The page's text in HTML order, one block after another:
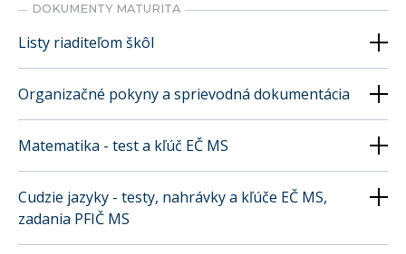
DOKUMENTY MATURITA
Listy riaditeľom škôl
Organizačné pokyny a sprievodná dokumentácia
Matematika - test a kľúč EČ MS
Cudzie jazyky - testy, nahrávky a kľúče EČ MS,
zadania PFIČ MS